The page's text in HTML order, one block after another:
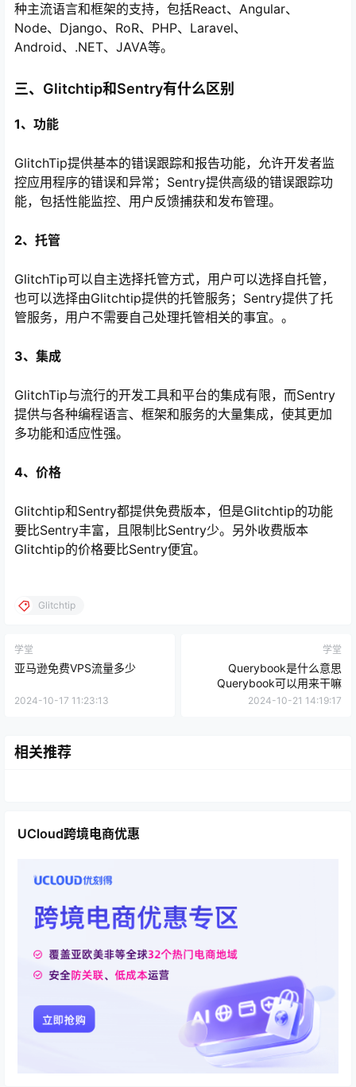
种主流语言和框架的支持，包括React、Angular、
Node、Django、RoR、PHP、Laravel、
Android、.NET、JAVA等。
三、Glitchtip和Sentry有什么区别
1、功能
GlitchTip提供基本的错误跟踪和报告功能，允许开发者监
控应用程序的错误和异常；Sentry提供高级的错误跟踪功
能，包括性能监控、用户反馈捕获和发布管理。
2、托管
GlitchTip可以自主选择托管方式，用户可以选择自托管，
也可以选择由Glitchtip提供的托管服务；Sentry提供了托
管服务，用户不需要自己处理托管相关的事宜。。
3、集成
GlitchTip与流行的开发工具和平台的集成有限，而Sentry
提供与各种编程语言、框架和服务的大量集成，使其更加
多功能和适应性强。
4、价格
Glitchtip和Sentry都提供免费版本，但是Glitchtip的功能
要比Sentry丰富，且限制比Sentry少。另外收费版本
Glitchtip的价格要比Sentry便宜。
Glitchtip
学堂
亚马逊免费VPS流量多少
2024-10-17 11:23:13
学堂
Querybook是什么意思
Querybook可以用来干嘛
2024-10-21 14:19:17
相关推荐
UCloud跨境电商优惠